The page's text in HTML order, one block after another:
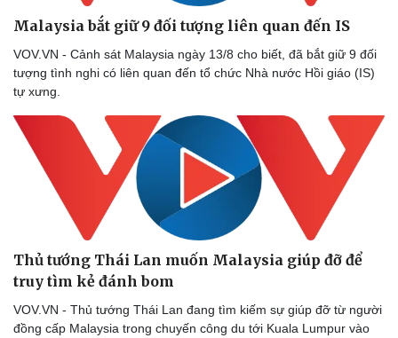
Malaysia bắt giữ 9 đối tượng liên quan đến IS​
VOV.VN - Cảnh sát Malaysia ngày 13/8 cho biết, đã bắt giữ 9 đối
tượng tình nghi có liên quan đến tổ chức Nhà nước Hồi giáo (IS)
tự xưng.
Thủ tướng Thái Lan muốn Malaysia giúp đỡ để
truy tìm kẻ đánh bom
VOV.VN - Thủ tướng Thái Lan đang tìm kiếm sự giúp đỡ từ người
đồng cấp Malaysia trong chuyến công du tới Kuala Lumpur vào